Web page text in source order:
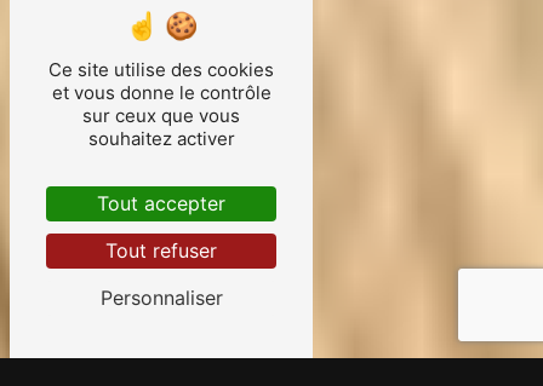
Ce site utilise des cookies
et vous donne le contrôle
sur ceux que vous
souhaitez activer
Tout accepter
Tout refuser
Personnaliser